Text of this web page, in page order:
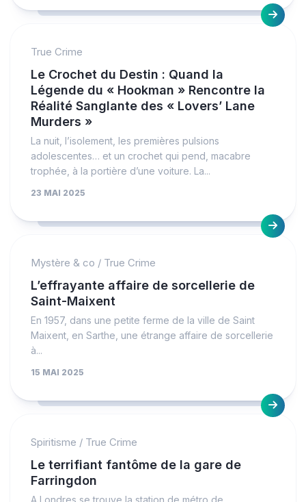
True Crime
Le Crochet du Destin : Quand la
Légende du « Hookman » Rencontre la
Réalité Sanglante des « Lovers’ Lane
Murders »
La nuit, l’isolement, les premières pulsions
adolescentes… et un crochet qui pend, macabre
trophée, à la portière d’une voiture. La...
23 MAI 2025
Mystère & co / True Crime
L’effrayante affaire de sorcellerie de
Saint-Maixent
En 1957, dans une petite ferme de la ville de Saint
Maixent, en Sarthe, une étrange affaire de sorcellerie
à...
15 MAI 2025
Spiritisme / True Crime
Le terrifiant fantôme de la gare de
Farringdon
A Londres se trouve la station de métro de